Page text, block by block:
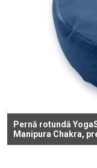
Pernă rotundă
Manipura Chakra,